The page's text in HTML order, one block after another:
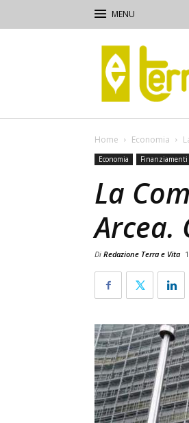
Terra
e
Vita
Home Economia
Economia Finanziamenti
La
Arcea.
Di Redazione Terra e Vita